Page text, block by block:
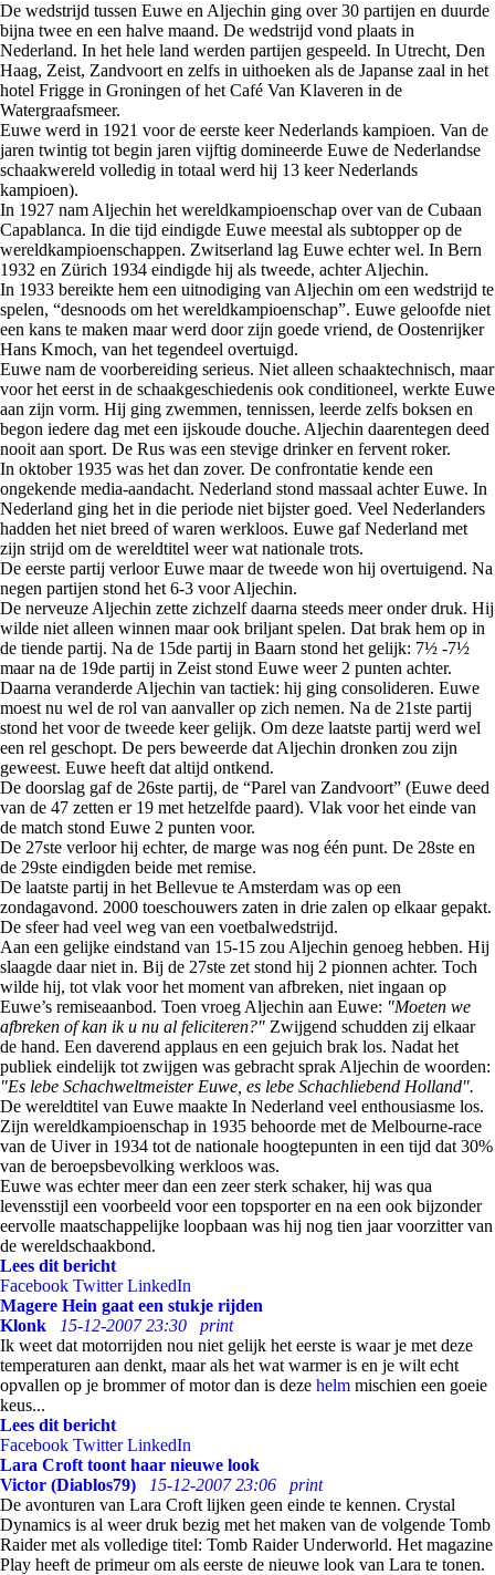
De wedstrijd tussen Euwe en Aljechin ging over 30 partijen en duurde
bijna twee en een halve maand. De wedstrijd vond plaats in
Nederland. In het hele land werden partijen gespeeld. In Utrecht, Den
Haag, Zeist, Zandvoort en zelfs in uithoeken als de Japanse zaal in het
hotel Frigge in Groningen of het Café Van Klaveren in de
Watergraafsmeer.
Euwe werd in 1921 voor de eerste keer Nederlands kampioen. Van de
jaren twintig tot begin jaren vijftig domineerde Euwe de Nederlandse
schaakwereld volledig in totaal werd hij 13 keer Nederlands
kampioen).
In 1927 nam Aljechin het wereldkampioenschap over van de Cubaan
Capablanca. In die tijd eindigde Euwe meestal als subtopper op de
wereldkampioenschappen. Zwitserland lag Euwe echter wel. In Bern
1932 en Zürich 1934 eindigde hij als tweede, achter Aljechin.
In 1933 bereikte hem een uitnodiging van Aljechin om een wedstrijd te
spelen, “desnoods om het wereldkampioenschap”. Euwe geloofde niet
een kans te maken maar werd door zijn goede vriend, de Oostenrijker
Hans Kmoch, van het tegendeel overtuigd.
Euwe nam de voorbereiding serieus. Niet alleen schaaktechnisch, maar
voor het eerst in de schaakgeschiedenis ook conditioneel, werkte Euwe
aan zijn vorm. Hij ging zwemmen, tennissen, leerde zelfs boksen en
begon iedere dag met een ijskoude douche. Aljechin daarentegen deed
nooit aan sport. De Rus was een stevige drinker en fervent roker.
In oktober 1935 was het dan zover. De confrontatie kende een
ongekende media-aandacht. Nederland stond massaal achter Euwe. In
Nederland ging het in die periode niet bijster goed. Veel Nederlanders
hadden het niet breed of waren werkloos. Euwe gaf Nederland met
zijn strijd om de wereldtitel weer wat nationale trots.
De eerste partij verloor Euwe maar de tweede won hij overtuigend. Na
negen partijen stond het 6-3 voor Aljechin.
De nerveuze Aljechin zette zichzelf daarna steeds meer onder druk. Hij
wilde niet alleen winnen maar ook briljant spelen. Dat brak hem op in
de tiende partij. Na de 15de partij in Baarn stond het gelijk: 7½ -7½
maar na de 19de partij in Zeist stond Euwe weer 2 punten achter.
Daarna veranderde Aljechin van tactiek: hij ging consolideren. Euwe
moest nu wel de rol van aanvaller op zich nemen. Na de 21ste partij
stond het voor de tweede keer gelijk. Om deze laatste partij werd wel
een rel geschopt. De pers beweerde dat Aljechin dronken zou zijn
geweest. Euwe heeft dat altijd ontkend.
De doorslag gaf de 26ste partij, de “Parel van Zandvoort” (Euwe deed
van de 47 zetten er 19 met hetzelfde paard). Vlak voor het einde van
de match stond Euwe 2 punten voor.
De 27ste verloor hij echter, de marge was nog één punt. De 28ste en
de 29ste eindigden beide met remise.
De laatste partij in het Bellevue te Amsterdam was op een
zondagavond. 2000 toeschouwers zaten in drie zalen op elkaar gepakt.
De sfeer had veel weg van een voetbalwedstrijd.
Aan een gelijke eindstand van 15-15 zou Aljechin genoeg hebben. Hij
slaagde daar niet in. Bij de 27ste zet stond hij 2 pionnen achter. Toch
wilde hij, tot vlak voor het moment van afbreken, niet ingaan op
Euwe’s remiseaanbod. Toen vroeg Aljechin aan Euwe: "Moeten we
afbreken of kan ik u nu al feliciteren?" Zwijgend schudden zij elkaar
de hand. Een daverend applaus en een gejuich brak los. Nadat het
publiek eindelijk tot zwijgen was gebracht sprak Aljechin de woorden:
"Es lebe Schachweltmeister Euwe, es lebe Schachliebend Holland".
De wereldtitel van Euwe maakte In Nederland veel enthousiasme los.
Zijn wereldkampioenschap in 1935 behoorde met de Melbourne-race
van de Uiver in 1934 tot de nationale hoogtepunten in een tijd dat 30%
van de beroepsbevolking werkloos was.
Euwe was echter meer dan een zeer sterk schaker, hij was qua
levensstijl een voorbeeld voor een topsporter en na een ook bijzonder
eervolle maatschappelijke loopbaan was hij nog tien jaar voorzitter van
de wereldschaakbond.
Lees dit bericht
Facebook Twitter LinkedIn
Magere Hein gaat een stukje rijden
Klonk
15-12-2007 23:30
print
Ik weet dat motorrijden nou niet gelijk het eerste is waar je met deze
temperaturen aan denkt, maar als het wat warmer is en je wilt echt
opvallen op je brommer of motor dan is deze helm mischien een goeie
keus...
Lees dit bericht
Facebook Twitter LinkedIn
Lara Croft toont haar nieuwe look
Victor (Diablos79)
15-12-2007 23:06
print
De avonturen van Lara Croft lijken geen einde te kennen. Crystal
Dynamics is al weer druk bezig met het maken van de volgende Tomb
Raider met als volledige titel: Tomb Raider Underworld. Het magazine
Play heeft de primeur om als eerste de nieuwe look van Lara te tonen.